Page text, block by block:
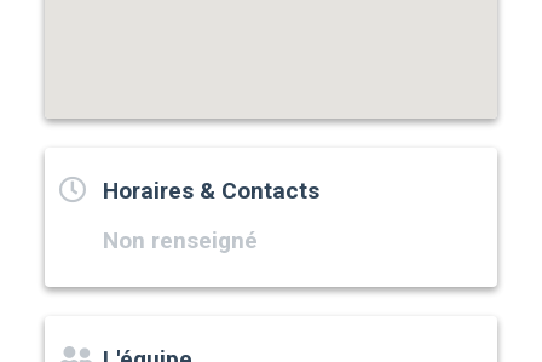
Horaires & Contacts
Non renseigné